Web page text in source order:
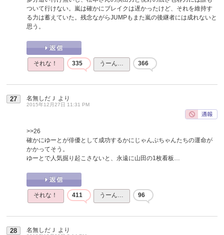
ついて行けない。嵐は確かにブレイクは遅かったけど、それを維持す
る力は蓄えていた。残念ながらJUMPもまた嵐の後継者には成れないと
思う。
それな！ 335 うーん… 366
27 名無しだＪ より
2015年12月27日 11:31 PM
>>26
確かにゆーとが俳優として成功するかにじゃんぷちゃんたちの運命が
かかってそう。
ゆーとで人気掘り起こさないと、永遠に山田の1枚看板…
それな！ 411 うーん… 96
28 名無しだＪ より